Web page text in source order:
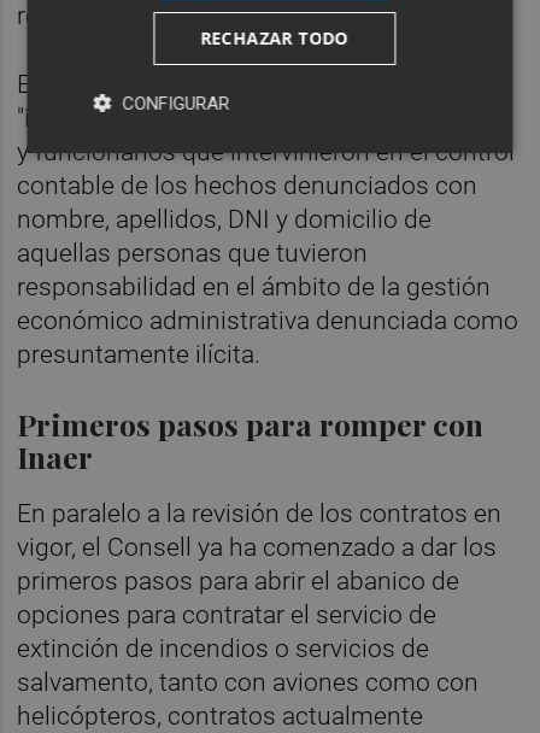
responsables.
En cualquier caso, considera
"imprescindible" identificar a las autoridades
y funcionarios que intervinieron en el control
contable de los hechos denunciados con
nombre, apellidos, DNI y domicilio de
aquellas personas que tuvieron
responsabilidad en el ámbito de la gestión
económico administrativa denunciada como
presuntamente ilícita.
Primeros pasos para romper con
Inaer
En paralelo a la revisión de los contratos en
vigor, el Consell ya ha comenzado a dar los
primeros pasos para abrir el abanico de
opciones para contratar el servicio de
extinción de incendios o servicios de
salvamento, tanto con aviones como con
helicópteros, contratos actualmente
RECHAZAR TODO
CONFIGURAR